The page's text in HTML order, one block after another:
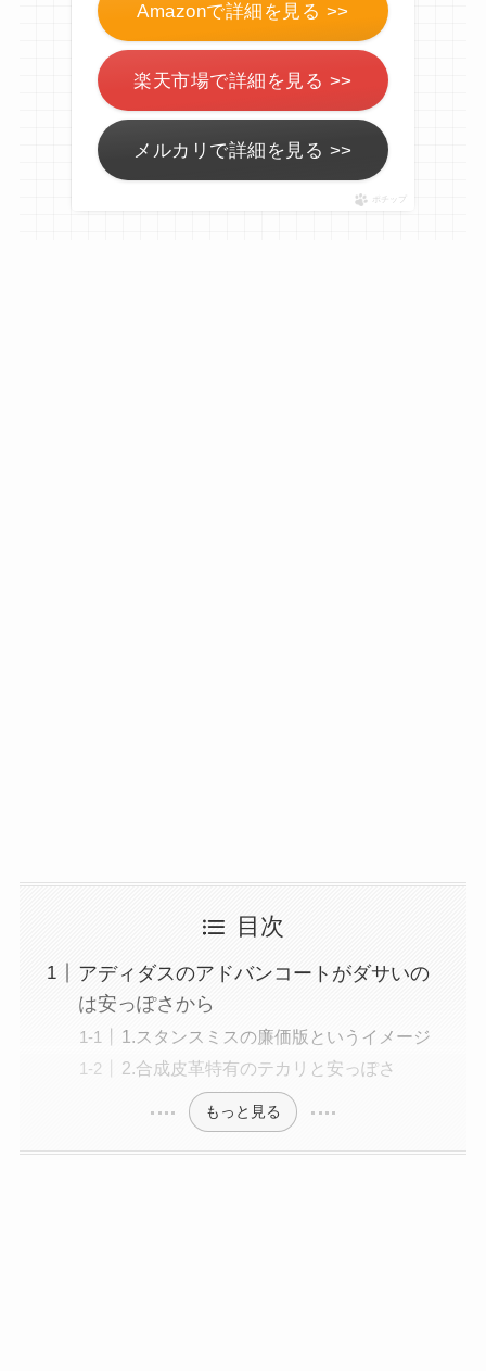
Amazonで詳細を見る >>
楽天市場で詳細を見る >>
メルカリで詳細を見る >>
ポチップ
目次
アディダスのアドバンコートがダサいの
は安っぽさから
1.スタンスミスの廉価版というイメージ
2.合成皮革特有のテカリと安っぽさ
もっと見る